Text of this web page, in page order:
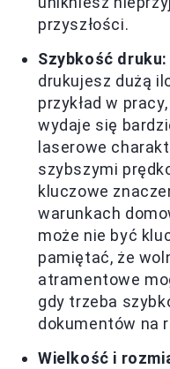
przyszłości.
Szybkość druku:
drukujesz dużą
przykład w
wydaje się
laserowe
szybszymi
kluczowe
warunkach
może nie być
pamiętać, że
atramentowe
gdy trzeba
dokumentów na
Wielkość i